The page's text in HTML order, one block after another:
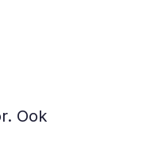
Ook